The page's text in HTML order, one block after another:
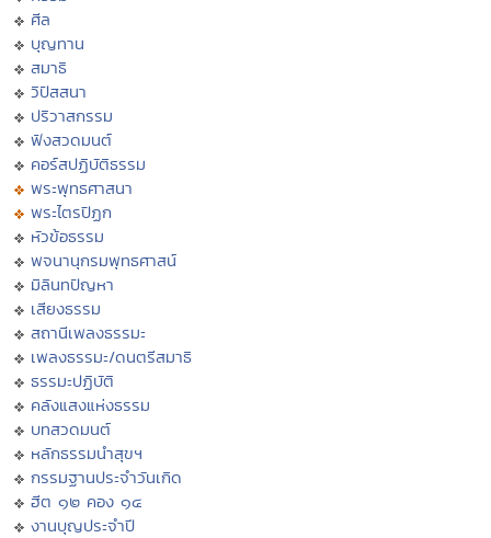
ศีล
บุญทาน
สมาธิ
วิปัสสนา
ปริวาสกรรม
ฟังสวดมนต์
คอร์สปฏิบัติธรรม
พระพุทธศาสนา
พระไตรปิฏก
หัวข้อธรรม
พจนานุกรมพุทธศาสน์
มิลินทปัญหา
เสียงธรรม
สถานีเพลงธรรมะ
เพลงธรรมะ/ดนตรีสมาธิ
ธรรมะปฏิบัติ
คลังแสงแห่งธรรม
บทสวดมนต์
หลักธรรมนำสุขฯ
กรรมฐานประจำวันเกิด
ฮีต ๑๒ คอง ๑๔
งานบุญประจำปี